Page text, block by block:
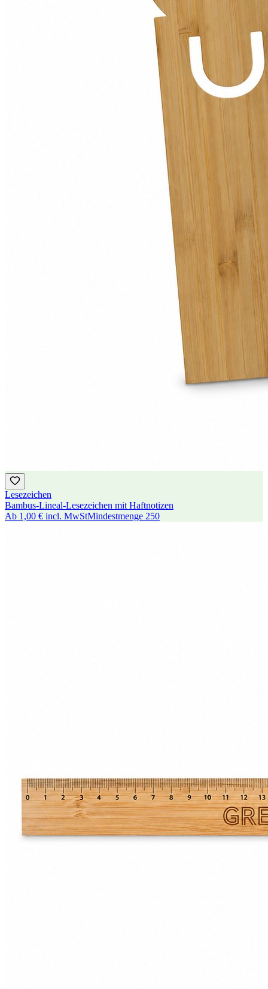
Lesezeichen
Bambus-Lineal-Lesezeichen mit Haftnotizen
Ab 1,00 € incl. MwStMindestmenge 250